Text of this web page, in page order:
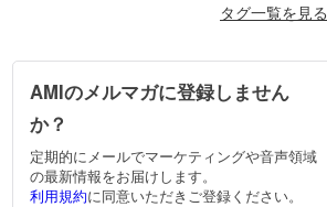
タグ一覧を見る
AMIのメルマガに登録しません
か？
定期的にメールでマーケティングや音声領域
の最新情報をお届けします。
利用規約に同意いただきご登録ください。